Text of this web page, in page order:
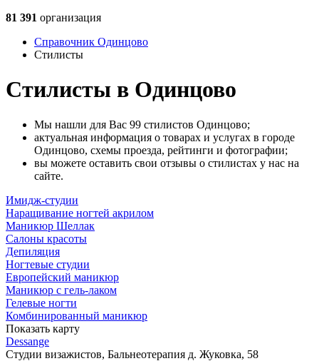
81 391 организация
Справочник Одинцово
Стилисты
Стилисты в Одинцово
Мы нашли для Вас 99 стилистов Одинцово;
актуальная информация о товарах и услугах в городе
Одинцово, схемы проезда, рейтинги и фотографии;
вы можете оставить свои отзывы о стилистах у нас на
сайте.
Имидж-студии
Наращивание ногтей акрилом
Маникюр Шеллак
Салоны красоты
Депиляция
Ногтевые студии
Европейский маникюр
Маникюр с гель-лаком
Гелевые ногти
Комбинированный маникюр
Показать карту
Dessange
Студии визажистов, Бальнеотерапия д. Жуковка, 58